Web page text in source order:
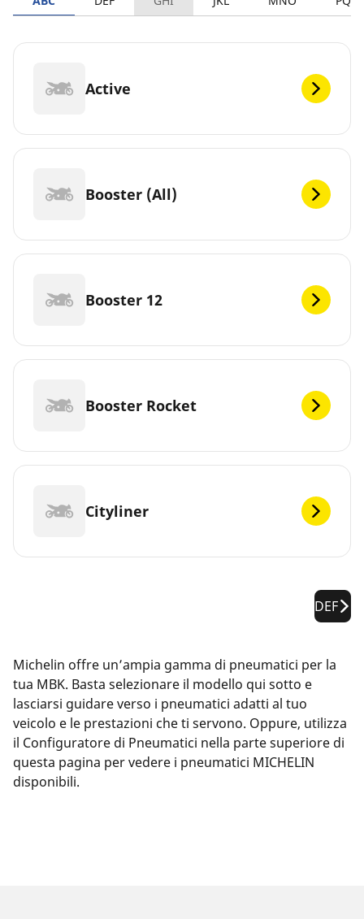
Active
Booster (All)
Booster 12
Booster Rocket
Cityliner
DEF
Michelin offre un’ampia gamma di pneumatici per la
tua MBK. Basta selezionare il modello qui sotto e
lasciarsi guidare verso i pneumatici adatti al tuo
veicolo e le prestazioni che ti servono. Oppure, utilizza
il Configuratore di Pneumatici nella parte superiore di
questa pagina per vedere i pneumatici MICHELIN
disponibili.